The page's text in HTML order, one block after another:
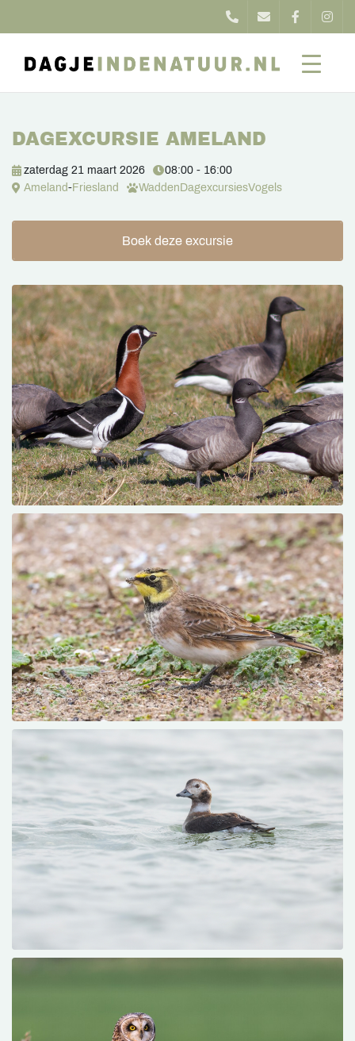
DAGEXCURSIE AMELAND
zaterdag 21 maart 2026
08:00 - 16:00
Ameland-Friesland Wadden DagexcursiesVogels
Boek deze excursie